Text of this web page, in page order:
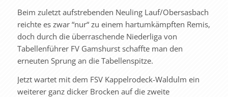
Beim zuletzt aufstrebenden Neuling Lauf/Obersasbach
reichte es zwar “nur“ zu einem hartumkämpften Remis,
doch durch die überraschende Niederliga von
Tabellenführer FV Gamshurst schaffte man den
erneuten Sprung an die Tabellenspitze.
Jetzt wartet mit dem FSV Kappelrodeck-Waldulm ein
weiterer ganz dicker Brocken auf die zweite